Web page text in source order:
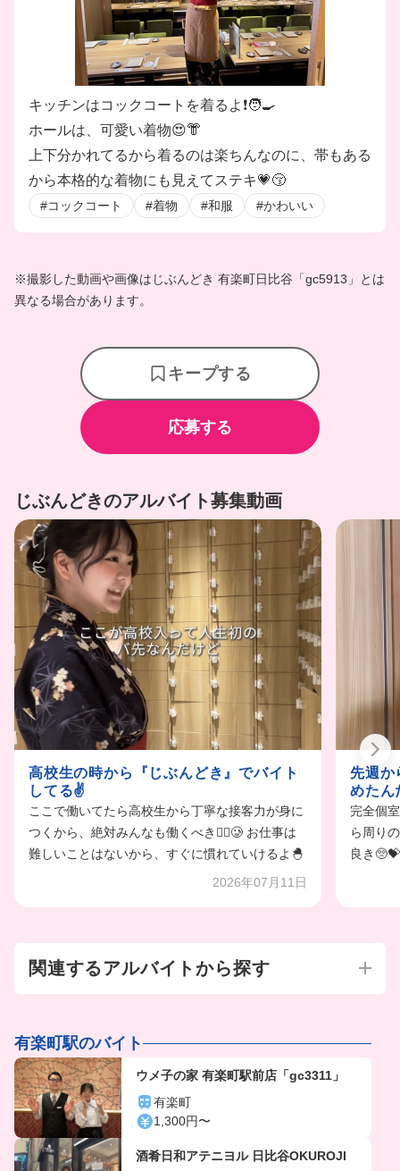
キッチンはコックコートを着るよ❗️🧑‍🍳
ホールは、可愛い着物😍👘
上下分かれてるから着るのは楽ちんなのに、帯もある
から本格的な着物にも見えてステキ💗😚
#コックコート #着物 #和服 #かわいい
※撮影した動画や画像はじぶんどき 有楽町日比谷「gc5913」とは
異なる場合があります。
キープする
応募する
じぶんどきのアルバイト募集動画
高校生の時から『じぶんどき』でバイト
してる✌️
ここで働いてたら高校生から丁寧な接客力が身に
つくから、絶対みんなも働くべき❤️‍🔥🥲 お仕事は
難しいことはないから、すぐに慣れていけるよ🐣
2026年07月11日
先週か
めたん
完全個
ら周り
良き
関連するアルバイトから探す
有楽町駅のバイト
ウメ子の家 有楽町駅前店「gc3311」
有楽町
1,300円〜
酒肴日和アテニヨル 日比谷OKUROJI